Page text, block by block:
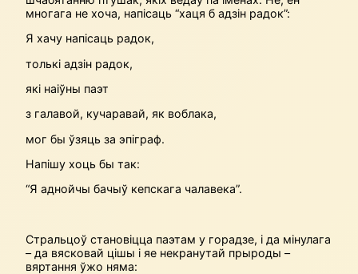
многага не хоча, напісаць “хаця б адзін радок”:
Я хачу напісаць радок,
толькі адзін радок,
які наіўны паэт
з галавой, кучаравай, як воблака,
мог бы ўзяць за эпіграф.
Напішу хоць бы так:
“Я аднойчы бачыў кепскага чалавека”.
Стральцоў становіцца паэтам у горадзе, і да мінулага
– да вясковай цішы і яе некранутай прыроды –
вяртання ўжо няма: